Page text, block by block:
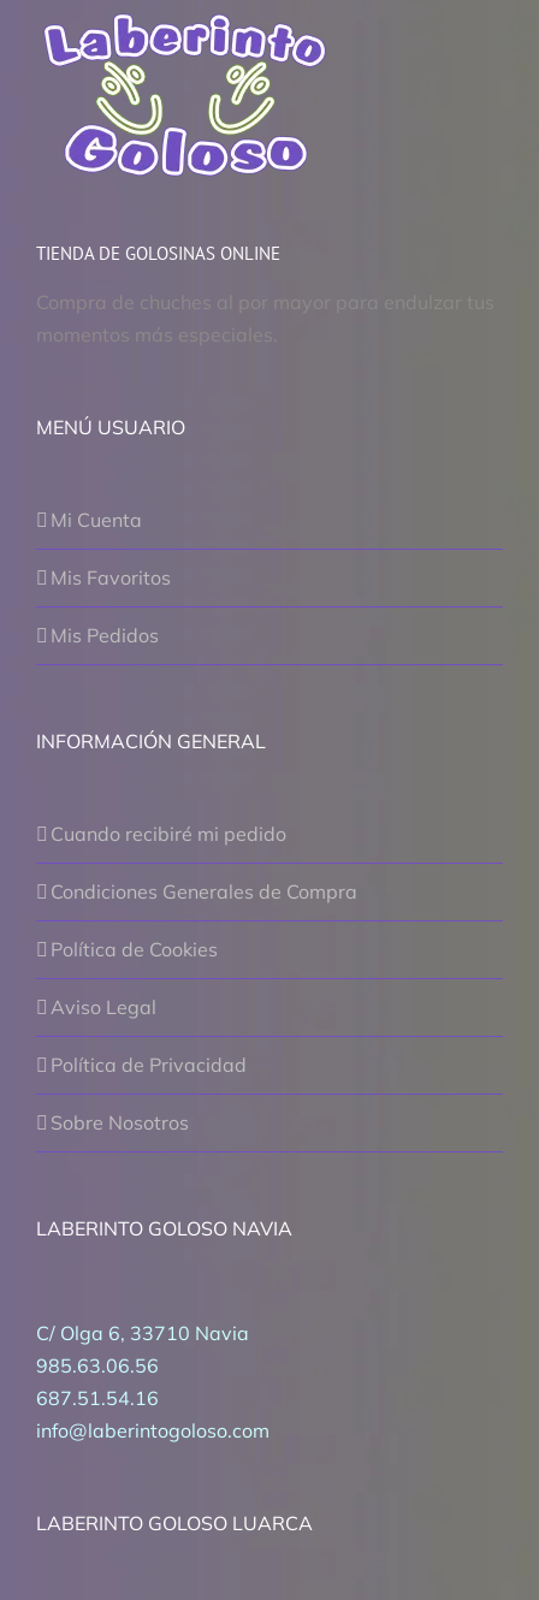
TIENDA DE GOLOSINAS ONLINE
Compra de chuches al por mayor para endulzar tus
momentos más especiales.
MENÚ USUARIO
Mi Cuenta
Mis Favoritos
Mis Pedidos
INFORMACIÓN GENERAL
Cuando recibiré mi pedido
Condiciones Generales de Compra
Política de Cookies
Aviso Legal
Política de Privacidad
Sobre Nosotros
LABERINTO GOLOSO NAVIA
C/ Olga 6, 33710 Navia
985.63.06.56
687.51.54.16
info@laberintogoloso.com
LABERINTO GOLOSO LUARCA